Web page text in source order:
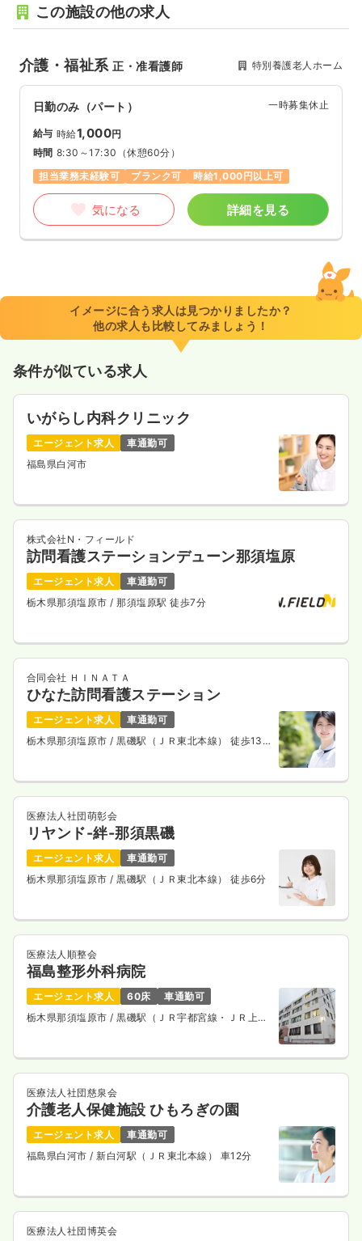
この施設の他の求人
介護・福祉系正・准看護師 特別養護老人ホーム
日勤のみ（パート） 一時募集休止
給与 時給1,000円
時間 8:30～17:30 （休憩60分）
担当業務未経験可
ブランク可 時給1,000円以上可
気になる 詳細を見る
イメージに合う求人は見つかりましたか？
他の求人も比較してみましょう！
条件が似ている求人
いがらし内科クリニック
エージェント求人
車通勤可
福島県白河市
株式会社N・フィールド
訪問看護ステーションデューン那須塩原
エージェント求人
車通勤可
栃木県那須塩原市 / 那須塩原駅 徒歩7分
合同会社 ＨＩＮＡＴＡ
ひなた訪問看護ステーション
エージェント求人
車通勤可
栃木県那須塩原市 / 黒磯駅（ＪＲ東北本線） 徒歩13
医療法人社団萌彰会
リヤンド-絆-那須黒磯
エージェント求人
車通勤可
栃木県那須塩原市 / 黒磯駅（ＪＲ東北本線） 徒歩6分
医療法人順整会
福島整形外科病院
エージェント求人 60床
車通勤可
栃木県那須塩原市 / 黒磯駅（ＪＲ宇都宮線・ＪＲ上野
医療法人社団慈泉会
介護老人保健施設 ひもろぎの園
エージェント求人
車通勤可
福島県白河市 / 新白河駅（ＪＲ東北本線） 車12分
医療法人社団博英会